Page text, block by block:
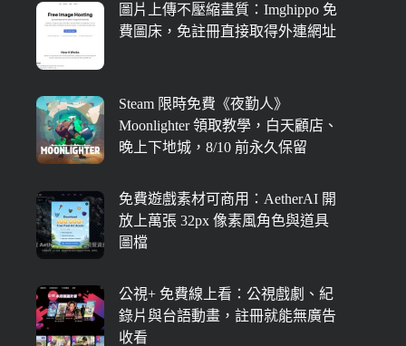
圖片上傳不壓縮畫質：Imghippo 免
費圖床，免註冊直接取得外連網址
Steam 限時免費《夜勤人》
Moonlighter 領取教學，白天顧店、
晚上下地城，8/10 前永久保留
免費遊戲素材可商用：AetherAI 開
放上萬張 32px 像素風角色與道具
圖檔
公視+ 免費線上看：公視戲劇、紀
錄片與台語動畫，註冊就能無廣告
收看